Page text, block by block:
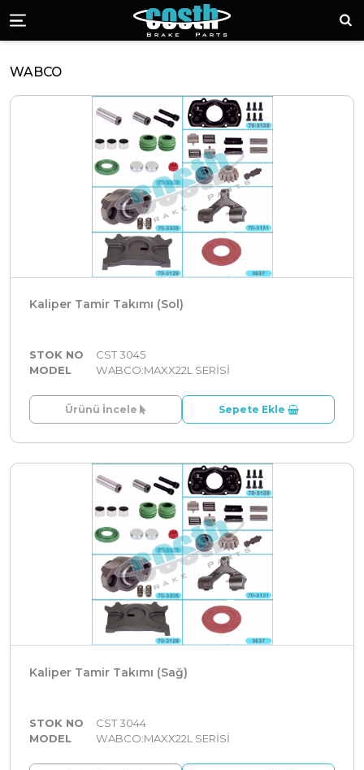
Costh Fren
Menü
WABCO
Kaliper Tamir Takımı (Sol)
STOK NO
CST 3045
MODEL
WABCO:MAXX22L SERİSİ
Ürünü İncele Sepete Ekle
Kaliper Tamir Takımı (Sağ)
STOK NO
CST 3044
MODEL
WABCO:MAXX22L SERİSİ